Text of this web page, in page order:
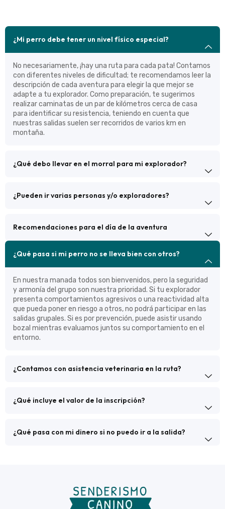
¿Mi perro debe tener un nivel físico especial?
No necesariamente, ¡hay una ruta para cada pata! Contamos
con diferentes niveles de dificultad; te recomendamos leer la
descripción de cada aventura para elegir la que mejor se
adapte a tu explorador. Como preparación, te sugerimos
realizar caminatas de un par de kilómetros cerca de casa
para identificar su resistencia, teniendo en cuenta que
nuestras salidas suelen ser recorridos de varios km en
montaña.
¿Qué debo llevar en el morral para mi explorador?
¿Pueden ir varias personas y/o exploradores?
Recomendaciones para el día de la aventura
¿Qué pasa si mi perro no se lleva bien con otros?
En nuestra manada todos son bienvenidos, pero la seguridad
y armonía del grupo son nuestra prioridad. Si tu explorador
presenta comportamientos agresivos o una reactividad alta
que pueda poner en riesgo a otros, no podrá participar en las
salidas grupales. Si es por prevención, puede asistir usando
bozal mientras evaluamos juntos su comportamiento en el
entorno.
¿Contamos con asistencia veterinaria en la ruta?
¿Qué incluye el valor de la inscripción?
¿Qué pasa con mi dinero si no puedo ir a la salida?